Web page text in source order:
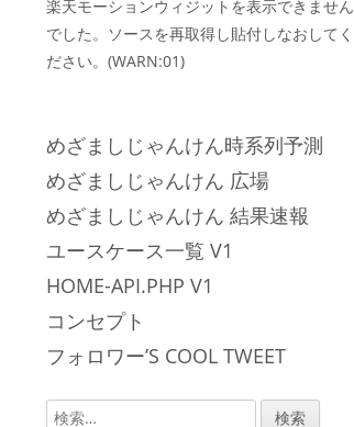
楽天モーションウィジットを表示できません
でした。ソースを再取得し貼付しなおしてく
ださい。(WARN:01)
めざましじゃんけん時系列予測
めざましじゃんけん 広場
めざましじゃんけん 結果速報
ユースケース一覧 V1
HOME-API.PHP V1
コンセプト
フォロワー’S COOL TWEET
検